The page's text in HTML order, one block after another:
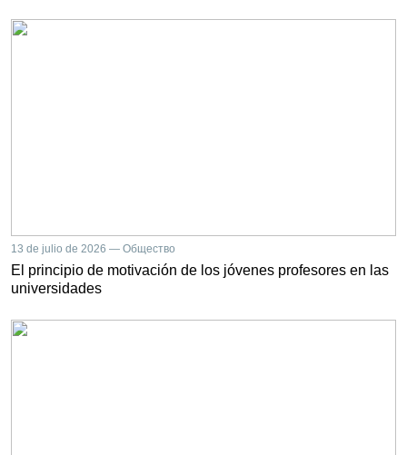
13 de julio de 2026 — Общество
El principio de motivación de los jóvenes profesores en las
universidades